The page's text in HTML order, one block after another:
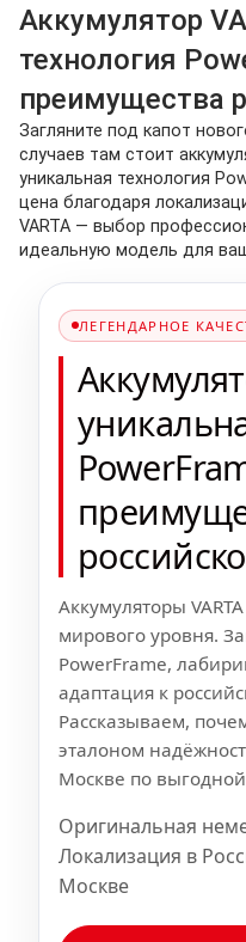
Аккумулятор
технология
преимущества
Загляните под капот
случаев там стоит
уникальная технология
цена благодаря
VARTA — выбор
идеальную модель для
ЛЕГЕНДАРНОЕ
Аккумуляторы
мирового уровня.
PowerFrame,
адаптация к
Рассказываем,
эталоном
Москве по
Оригинальная
Локализация в
Москве